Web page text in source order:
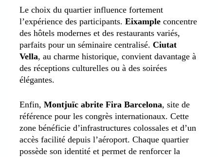
Le choix du quartier influence fortement
l’expérience des participants. Eixample concentre
des hôtels modernes et des restaurants variés,
parfaits pour un séminaire centralisé. Ciutat
Vella, au charme historique, convient davantage à
des réceptions culturelles ou à des soirées
élégantes.
Enfin, Montjuïc abrite Fira Barcelona, site de
référence pour les congrès internationaux. Cette
zone bénéficie d’infrastructures colossales et d’un
accès facilité depuis l’aéroport. Chaque quartier
possède son identité et permet de renforcer la